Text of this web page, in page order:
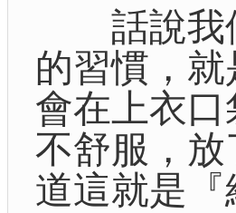
話說我們
的習慣，
會在上衣
不舒服，
道這就是